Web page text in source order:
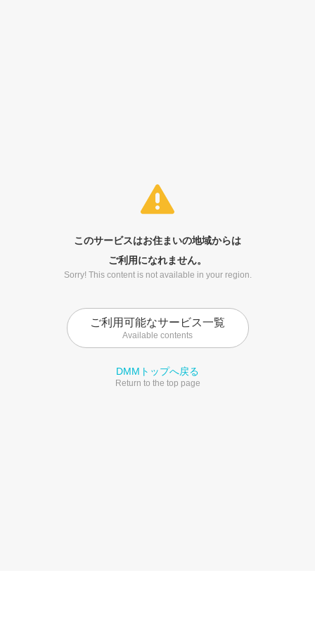
このサービスはお住まいの地域からは
ご利用になれません。
Sorry! This content is not available in your region.
ご利用可能なサービス一覧
Available contents
DMMトップへ戻る
Return to the top page